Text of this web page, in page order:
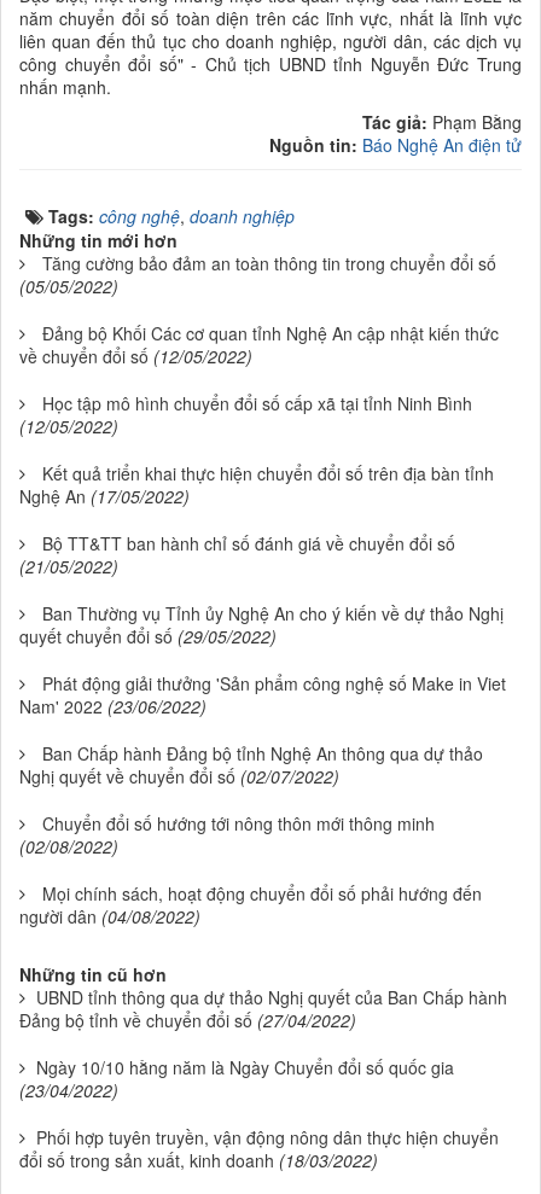
năm chuyển đổi số toàn diện trên các lĩnh vực, nhất là lĩnh vực
liên quan đến thủ tục cho doanh nghiệp, người dân, các dịch vụ
công chuyển đổi số" - Chủ tịch UBND tỉnh Nguyễn Đức Trung
nhấn mạnh.
Tác giả: Phạm Bằng
Nguồn tin: Báo Nghệ An điện tử
Tags: công nghệ, doanh nghiệp
Những tin mới hơn
Tăng cường bảo đảm an toàn thông tin trong chuyển đổi số
(05/05/2022)
Đảng bộ Khối Các cơ quan tỉnh Nghệ An cập nhật kiến thức
về chuyển đổi số (12/05/2022)
Học tập mô hình chuyển đổi số cấp xã tại tỉnh Ninh Bình
(12/05/2022)
Kết quả triển khai thực hiện chuyển đổi số trên địa bàn tỉnh
Nghệ An (17/05/2022)
Bộ TT&TT ban hành chỉ số đánh giá về chuyển đổi số
(21/05/2022)
Ban Thường vụ Tỉnh ủy Nghệ An cho ý kiến về dự thảo Nghị
quyết chuyển đổi số (29/05/2022)
Phát động giải thưởng 'Sản phẩm công nghệ số Make in Viet
Nam' 2022 (23/06/2022)
Ban Chấp hành Đảng bộ tỉnh Nghệ An thông qua dự thảo
Nghị quyết về chuyển đổi số (02/07/2022)
Chuyển đổi số hướng tới nông thôn mới thông minh
(02/08/2022)
Mọi chính sách, hoạt động chuyển đổi số phải hướng đến
người dân (04/08/2022)
Những tin cũ hơn
UBND tỉnh thông qua dự thảo Nghị quyết của Ban Chấp hành
Đảng bộ tỉnh về chuyển đổi số (27/04/2022)
Ngày 10/10 hằng năm là Ngày Chuyển đổi số quốc gia
(23/04/2022)
Phối hợp tuyên truyền, vận động nông dân thực hiện chuyển
đổi số trong sản xuất, kinh doanh (18/03/2022)